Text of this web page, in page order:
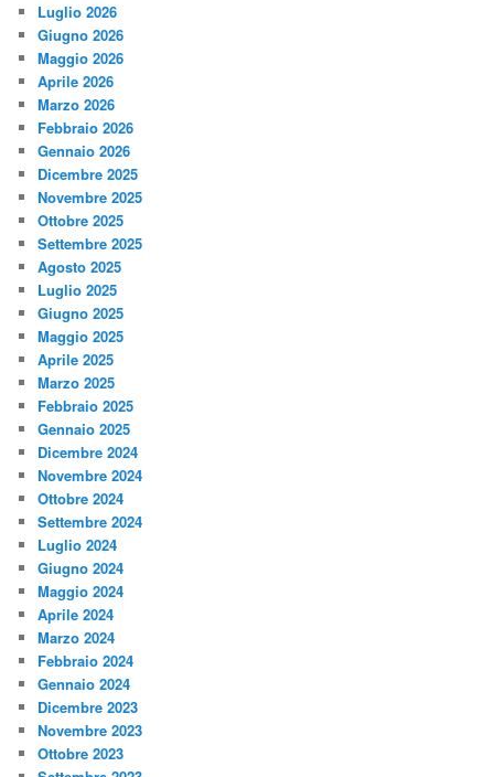
Luglio 2026
Giugno 2026
Maggio 2026
Aprile 2026
Marzo 2026
Febbraio 2026
Gennaio 2026
Dicembre 2025
Novembre 2025
Ottobre 2025
Settembre 2025
Agosto 2025
Luglio 2025
Giugno 2025
Maggio 2025
Aprile 2025
Marzo 2025
Febbraio 2025
Gennaio 2025
Dicembre 2024
Novembre 2024
Ottobre 2024
Settembre 2024
Luglio 2024
Giugno 2024
Maggio 2024
Aprile 2024
Marzo 2024
Febbraio 2024
Gennaio 2024
Dicembre 2023
Novembre 2023
Ottobre 2023